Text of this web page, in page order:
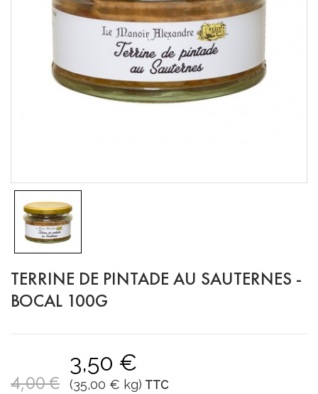
TERRINE DE PINTADE AU SAUTERNES -
BOCAL 100G
4,00 €
3,50 €
(35,00 € kg) TTC